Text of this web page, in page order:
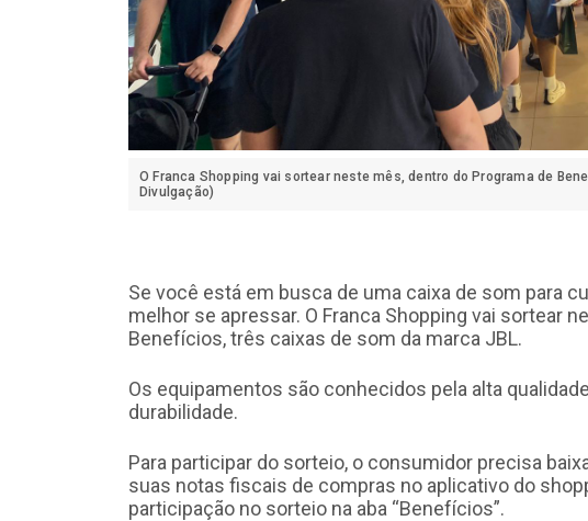
O Franca Shopping vai sortear neste mês, dentro do Programa de
Divulgação)
Se você está em busca de uma caixa de som para
melhor se apressar. O Franca Shopping vai sortear
Benefícios, três caixas de som da marca JBL.
Os equipamentos são conhecidos pela alta
durabilidade.
Para participar do sorteio, o consumidor precisa
suas notas fiscais de compras no aplicativo do
participação no sorteio na aba “Benefícios”.